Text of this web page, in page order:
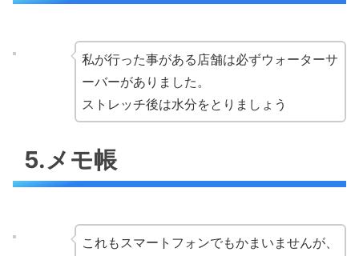
私が行った事がある店舗は必ずウォーターサ
ーバーがありました。
ストレッチ後は水分をとりましょう
5.メモ帳
これもスマートフォンでもかまいませんが、